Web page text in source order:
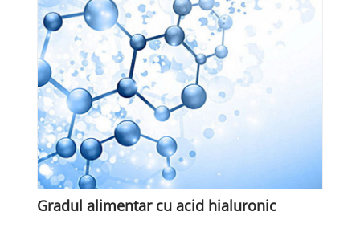
Gradul alimentar cu acid hialuronic